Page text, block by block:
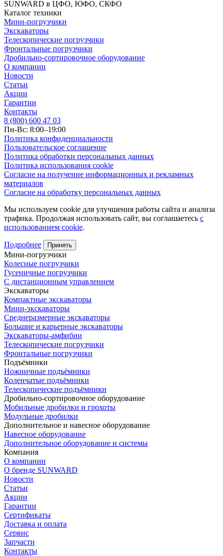
SUNWARD в ЦФО, ЮФО, СКФО
Каталог техники
Мини-погрузчики
Экскаваторы
Телескопические погрузчики
Фронтальные погрузчики
Дробильно-сортировочное оборудование
О компании
Новости
Статьи
Акции
Гарантии
Контакты
8 (800) 600 47 03
Пн-Вс: 8:00–19:00
Политика конфиденциальности
Пользовательское соглашение
Политика обработки персональных данных
Политика использования cookie
Согласие на получение информационных и рекламных
материалов
Согласие на обработку персональных данных
Мы используем cookie для улучшения работы сайта и анализа
трафика. Продолжая использовать сайт, вы соглашаетесь с
использованием cookie.
Подробнее Принять
Мини-погрузчики
Колесные погрузчики
Гусеничные погрузчики
С дистанционным управлением
Экскаваторы
Компактные экскаваторы
Мини-экскаваторы
Среднеразмерные экскаваторы
Большие и карьерные экскаваторы
Экскаваторы-амфибии
Телескопические погрузчики
Фронтальные погрузчики
Подъёмники
Ножничные подъёмники
Коленчатые подъёмники
Телескопические подъёмники
Дробильно-сортировочное оборудование
Мобильные дробилки и грохоты
Модульные дробилки
Дополнительное и навесное оборудование
Навесное оборудование
Дополнительное оборудование и системы
Компания
О компании
О бренде SUNWARD
Новости
Статьи
Акции
Гарантии
Сертификаты
Доставка и оплата
Сервис
Запчасти
Контакты